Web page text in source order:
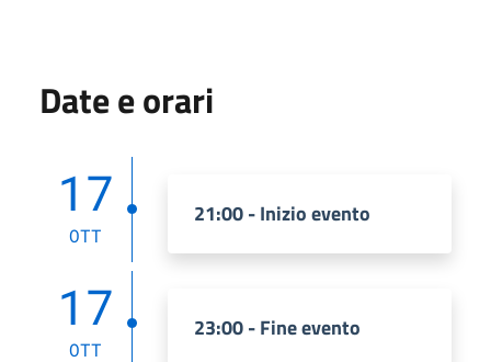
Date e orari
17
OTT
21:00 - Inizio evento
17
OTT
23:00 - Fine evento